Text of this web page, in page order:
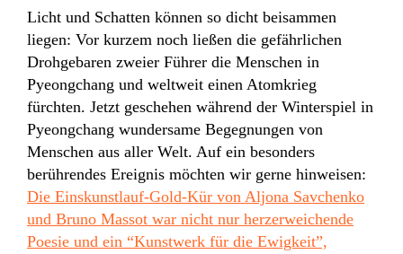
Licht und Schatten können so dicht beisammen
liegen: Vor kurzem noch ließen die gefährlichen
Drohgebaren zweier Führer die Menschen in
Pyeongchang und weltweit einen Atomkrieg
fürchten. Jetzt geschehen während der Winterspiel in
Pyeongchang wundersame Begegnungen von
Menschen aus aller Welt. Auf ein besonders
berührendes Ereignis möchten wir gerne hinweisen:
Die Einskunstlauf-Gold-Kür von Aljona Savchenko
und Bruno Massot war nicht nur herzerweichende
Poesie und ein “Kunstwerk für die Ewigkeit”,